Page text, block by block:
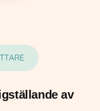
av